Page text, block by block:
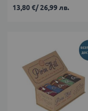
13,80 €/26,99 лв.